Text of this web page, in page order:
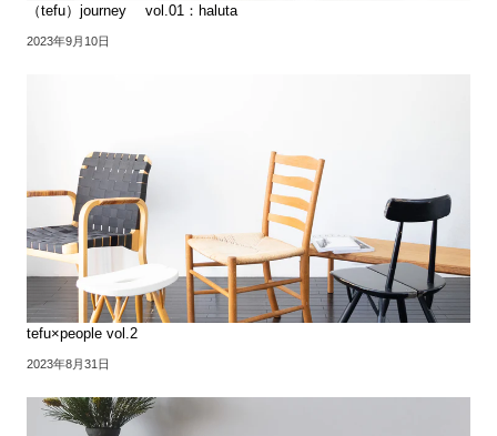
（tefu）journey vol.01：haluta
2023年9月10日
tefu×people vol.2
2023年8月31日